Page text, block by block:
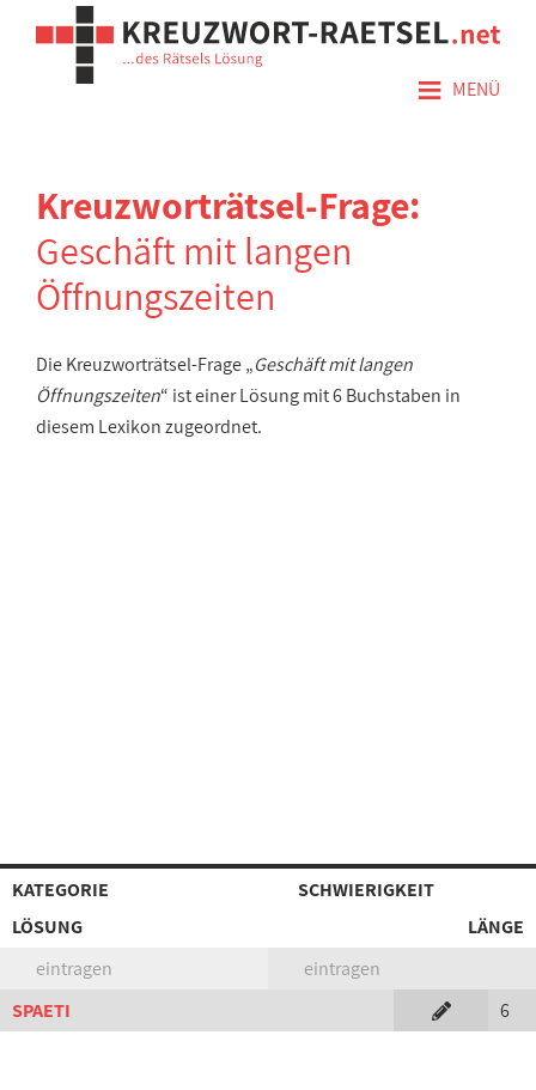
≡ MENÜ
Kreuzworträtsel-Frage:
Geschäft mit langen
Öffnungszeiten
Die Kreuzworträtsel-Frage „Geschäft mit langen
Öffnungszeiten“ ist einer Lösung mit 6 Buchstaben in
diesem Lexikon zugeordnet.
KATEGORIE
SCHWIERIGKEIT
LÖSUNG
LÄNGE
eintragen
eintragen
SPAETI
6